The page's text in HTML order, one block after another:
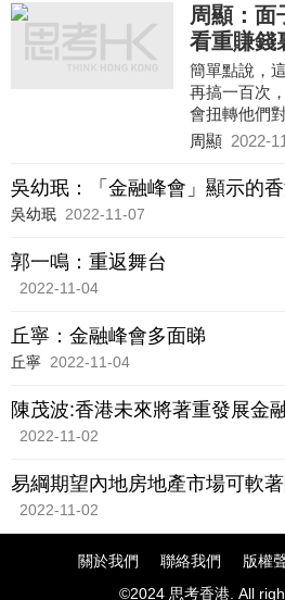
周顯：面
看重賺錢
簡單點說，
再搞一百次
會扭轉他們
而，香港只
港投資。
周顯 2022-
吳幼珉：「金融峰會」顯示的
吳幼珉 2022-11-07
郭一鳴：重返舞台
2022-11-04
丘寧：金融峰會多面睇
丘寧 2022-11-04
陳茂波:香港未來將著重發展金
2022-11-02
易綱期望內地房地產市場可軟
2022-11-02
關於我們 聯絡我們 版權
©2024 思考香港. All